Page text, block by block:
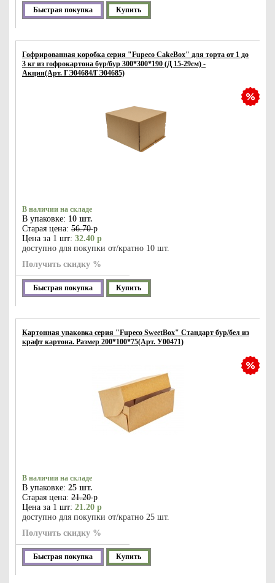
Быстрая покупка Купить
Гофрированная коробка серия "Fupeco CakeBox" для торта от 1 до
3 кг из гофрокартона бур/бур 300*300*190 (Д 15-29см) -
Акция(Арт. ГЭ04684/ГЭ04685)
В наличии на складе
В упаковке: 10 шт.
Старая цена: 56.70р
Цена за 1 шт: 32.40 р
доступно для покупки от/кратно 10 шт.
Получить скидку %
Быстрая покупка Купить
Картонная упаковка серия "Fupeco SweetBox" Стандарт бур/бел из
крафт картона. Размер 200*100*75(Арт. У00471)
В наличии на складе
В упаковке: 25 шт.
Старая цена: 21.20р
Цена за 1 шт: 21.20 р
доступно для покупки от/кратно 25 шт.
Получить скидку %
Быстрая покупка Купить